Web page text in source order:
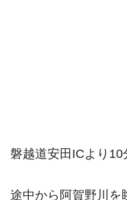
磐越道安田ICより10
途中から阿賀野川を